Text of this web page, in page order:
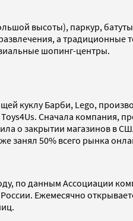
высоты), паркур,
а
шопинг-центры.
куклу Барби, Lego,
Сначала компания,
о закрытии магазинов в
занял 50% всего рынка
по данным Ассоциации
Ежемесячно